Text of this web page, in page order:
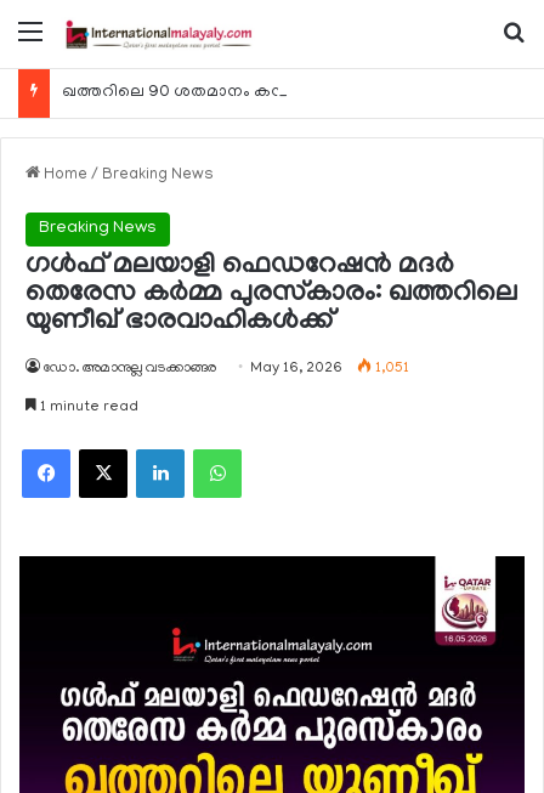
Menu
Home / Breaking News
Breaking News
ഗള്‍ഫ് മലയാളി ഫെഡറേഷന്‍ മദര്‍
തെരേസ കര്‍മ്മ പുരസ്‌കാരം: ഖത്തറിലെ
യുണീഖ് ഭാരവാഹികള്‍ക്ക്
ഡോ. അമാനുല്ല വടക്കാങ്ങര May 16, 2026 1,051
1 minute read
Facebook
X LinkedInWhatsApp